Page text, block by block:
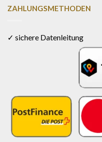
ZAHLUNGSMETHODEN
✓ sichere Datenleitung